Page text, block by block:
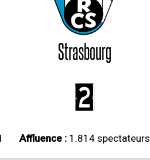
Strasbourg
2
Affluence : 1.814 spectateurs